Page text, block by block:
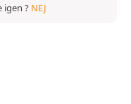
igen ? NEJ